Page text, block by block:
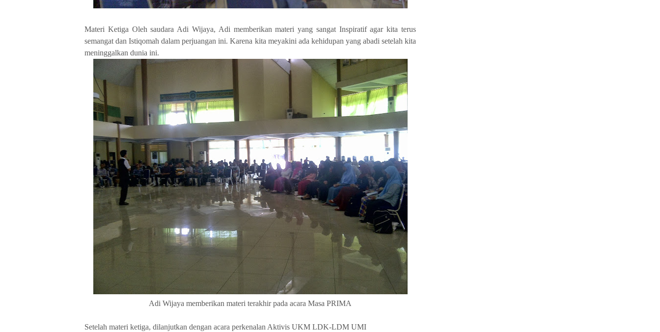
Materi Ketiga Oleh saudara Adi Wijaya, Adi memberikan materi yang sangat Inspiratif agar kita terus
semangat dan Istiqomah dalam perjuangan ini. Karena kita meyakini ada kehidupan yang abadi setelah kita
meninggalkan dunia ini.
Adi Wijaya memberikan materi terakhir pada acara Masa PRIMA
Setelah materi ketiga, dilanjutkan dengan acara perkenalan Aktivis UKM LDK-LDM UMI